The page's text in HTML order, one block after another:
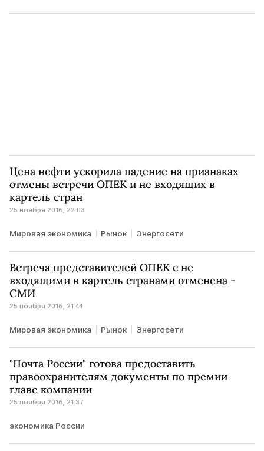
Цена нефти ускорила падение на признаках
отмены встречи ОПЕК и не входящих в
картель стран
25 ноября 2016, 22:03
Мировая экономика Рынок Энергосети
Встреча представителей ОПЕК с не
входящими в картель странами отменена -
СМИ
25 ноября 2016, 21:44
Мировая экономика Рынок Энергосети
"Почта России" готова предоставить
правоохранителям документы по премии
главе компании
25 ноября 2016, 21:37
экономика России